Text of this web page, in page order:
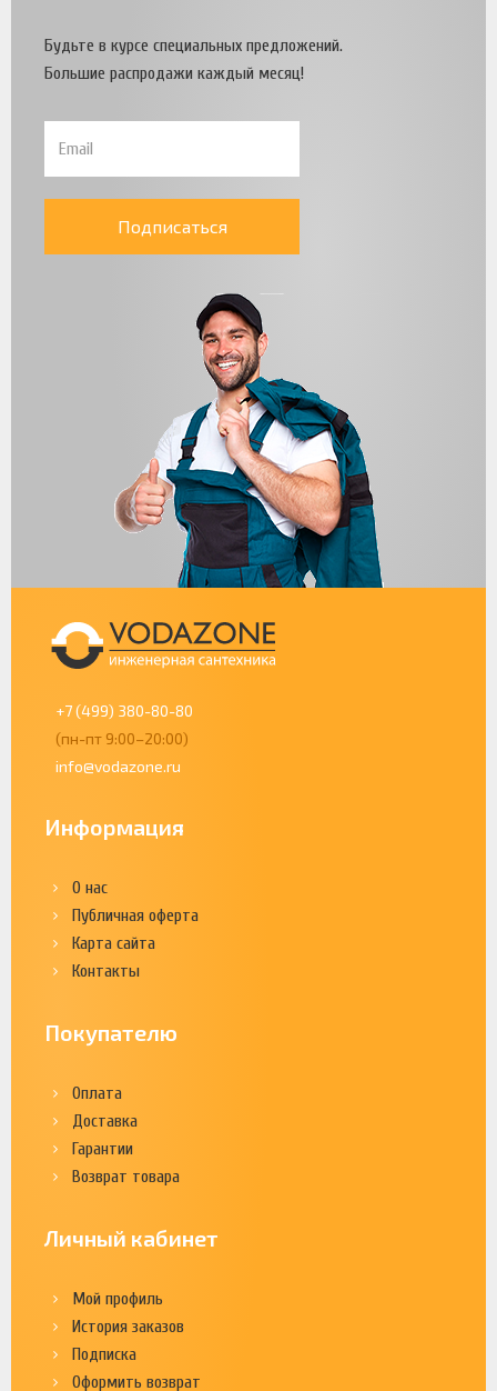
Будьте в курсе специальных предложений.
Большие распродажи каждый месяц!
Подписаться
+7 (499) 380-80-80
(пн-пт 9:00–20:00)
info@vodazone.ru
Информация
О нас
Публичная оферта
Карта сайта
Контакты
Покупателю
Оплата
Доставка
Гарантии
Возврат товара
Личный кабинет
Мой профиль
История заказов
Подписка
Оформить возврат